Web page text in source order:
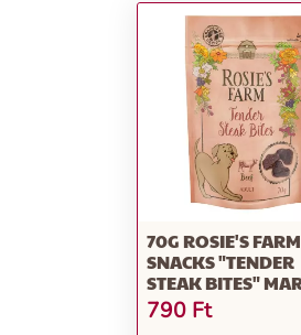
70G ROSIE'S FARM
SNACKS "TENDER
STEAK BITES" MARHA
KUTYASNACK
790 Ft